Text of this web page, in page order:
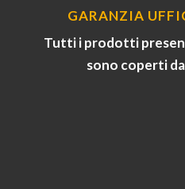
GARANZIA
Tutti i prodotti
sono coperti